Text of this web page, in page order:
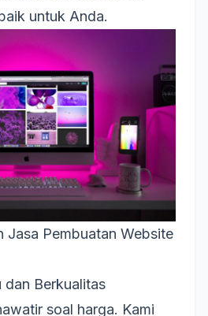
untuk Anda.
Jasa Pembuatan Website
dan Berkualitas
soal harga. Kami